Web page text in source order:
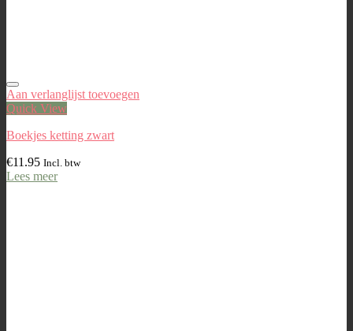
Aan verlanglijst toevoegen
Quick View
Boekjes ketting zwart
€11.95 Incl. btw
Lees meer